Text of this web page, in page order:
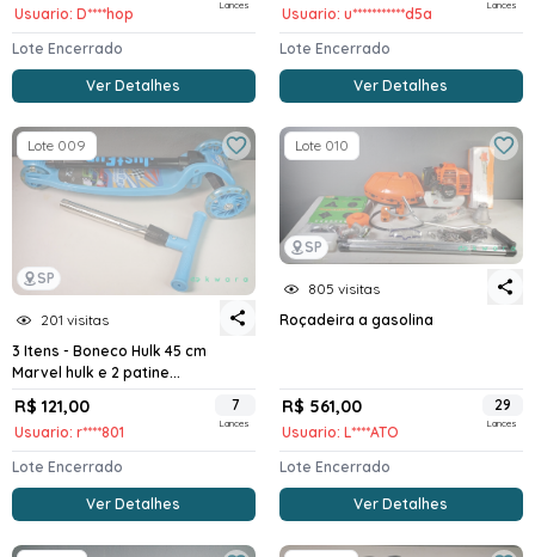
Usuario: D****hop Lances
Lote Encerrado
Ver Detalhes
Usuario: u***********d5a Lances
Lote Encerrado
Ver Detalhes
SP
Lote 009
201 visitas
3 Itens - Boneco Hulk 45 cm
Marvel hulk e 2 patine...
R$ 121,00
Usuario: r****801
7
Lances
Lote Encerrado
Ver Detalhes
SP
Lote 010
805 visitas
Roçadeira a gasolina
R$ 561,00
Usuario: L****ATO
29
Lances
Lote Encerrado
Ver Detalhes